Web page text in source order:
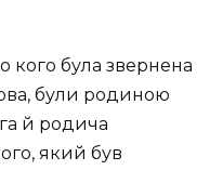
кого була звернена
були родиною
й родича
який був